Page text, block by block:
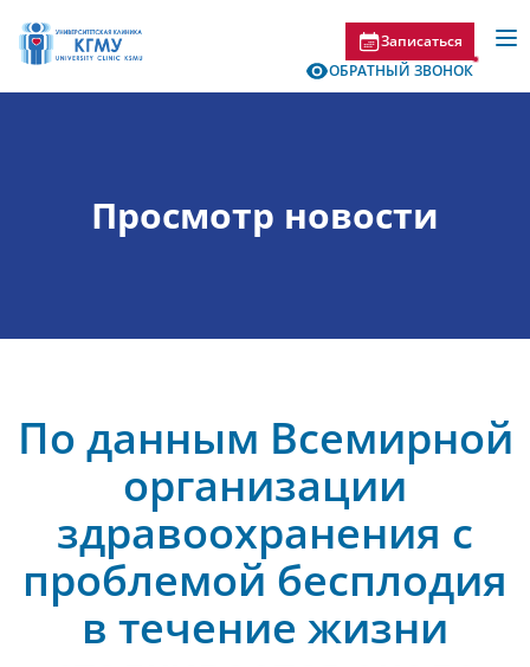
Записаться
ОБРАТНЫЙ ЗВОНОК
Просмотр новости
По данным Всемирной
организации
здравоохранения с
проблемой бесплодия
в течение жизни